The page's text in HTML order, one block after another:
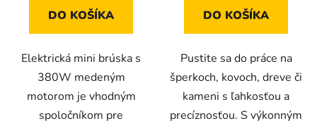
z
DO KOŠÍKA
Elektrická mini brúska s
380W medeným
motorom je vhodným
spoločníkom pre
DO KOŠÍKA
Pustite sa do práce na
šperkoch, kovoch, dreve či
kameni s ľahkosťou a
precíznosťou. S výkonným